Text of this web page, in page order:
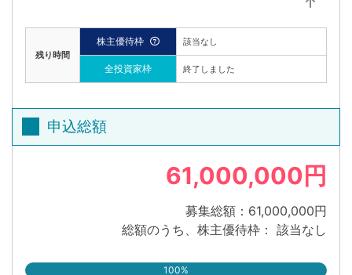
残り時間
株主優待枠 該当なし
全投資家枠 終了しました
申込総額
61,000,000円
募集総額：61,000,000円
総額のうち、株主優待枠： 該当なし
100%